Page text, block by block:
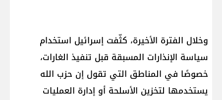
وخلال الفترة الأخيرة، كثّفت إسرائيل استخدام
سياسة الإنذارات المسبقة قبل تنفيذ الغارات،
خصوصًا في المناطق التي تقول إن حزب الله
يستخدمها لتخزين الأسلحة أو إدارة العمليات